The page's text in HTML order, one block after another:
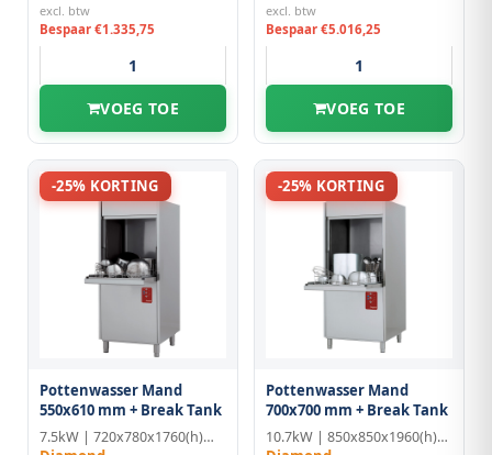
excl. btw
Bespaar €1.335,75
VOEG TOE
excl. btw
Bespaar €5.016,25
VOEG TOE
-25% KORTING
Pottenwasser Mand
550x610 mm + Break Tank
7.5kW | 720x780x1760(h)mm
-25% KORTING
Pottenwasser Mand
700x700 mm + Break Tank
10.7kW | 850x850x1960(h)mm